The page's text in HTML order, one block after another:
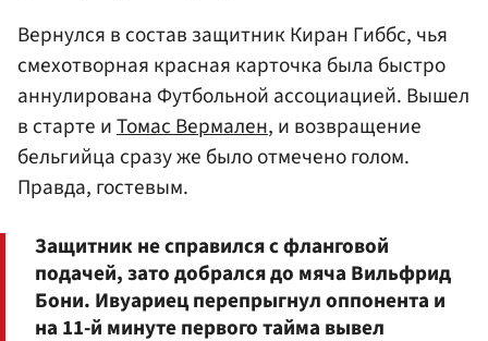
Вернулся в состав защитник Киран Гиббс, чья
смехотворная красная карточка была быстро
аннулирована Футбольной ассоциацией. Вышел
в старте иТомас Вермален, и возвращение
бельгийца сразу же было отмечено голом.
Правда, гостевым.
Защитник не справился с фланговой
подачей, зато добрался до мяча Вильфрид
Бони. Ивуариец перепрыгнул оппонента и
на 11-й минуте первого тайма вывел